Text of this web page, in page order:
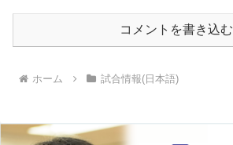
コメントを書き込む
ホーム 試合情報(日本語)